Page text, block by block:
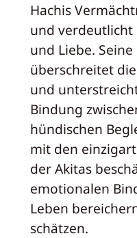
Hachis
und
und Liebe. Seine
überschreitet
und
Bindung
hündischen
mit den
der Akitas
emotionalen
Leben
schätzen.